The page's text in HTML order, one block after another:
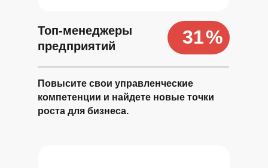
Топ-менеджеры
предприятий
Повысите свои управленческие
компетенции и найдете новые точки
роста для бизнеса.
%
31